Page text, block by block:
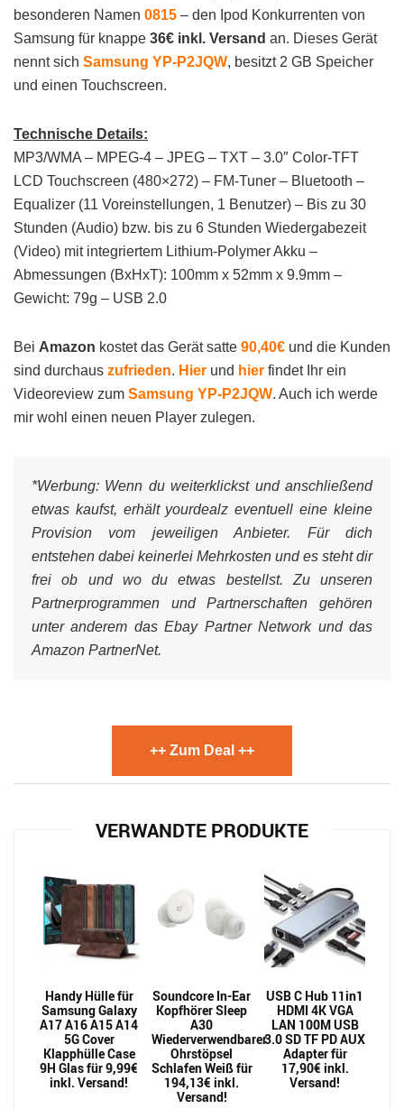
besonderen Namen 0815 – den Ipod Konkurrenten von
Samsung für knappe 36€ inkl. Versand an. Dieses Gerät
nennt sich Samsung YP-P2JQW, besitzt 2 GB Speicher
und einen Touchscreen.
Technische Details:
MP3/WMA – MPEG-4 – JPEG – TXT – 3.0″ Color-TFT
LCD Touchscreen (480×272) – FM-Tuner – Bluetooth –
Equalizer (11 Voreinstellungen, 1 Benutzer) – Bis zu 30
Stunden (Audio) bzw. bis zu 6 Stunden Wiedergabezeit
(Video) mit integriertem Lithium-Polymer Akku –
Abmessungen (BxHxT): 100mm x 52mm x 9.9mm –
Gewicht: 79g – USB 2.0
Bei Amazon kostet das Gerät satte 90,40€ und die Kunden
sind durchaus zufrieden. Hier und hier findet Ihr ein
Videoreview zum Samsung YP-P2JQW. Auch ich werde
mir wohl einen neuen Player zulegen.
*Werbung: Wenn du weiterklickst und anschließend
etwas kaufst, erhält yourdealz eventuell eine kleine
Provision vom jeweiligen Anbieter. Für dich
entstehen dabei keinerlei Mehrkosten und es steht dir
frei ob und wo du etwas bestellst. Zu unseren
Partnerprogrammen und Partnerschaften gehören
unter anderem das Ebay Partner Network und das
Amazon PartnerNet.
++ Zum Deal ++
VERWANDTE PRODUKTE
Handy Hülle für
Samsung Galaxy
A17 A16 A15 A14
5G Cover
Klapphülle Case
9H Glas für 9,99€
inkl. Versand!
Soundcore In-Ear
Kopfhörer Sleep
A30
Wiederverwendbarer
Ohrstöpsel
Schlafen Weiß für
194,13€ inkl.
Versand!
USB C Hub 11in1
HDMI 4K VGA
LAN 100M USB
3.0 SD TF PD AUX
Adapter für
17,90€ inkl.
Versand!